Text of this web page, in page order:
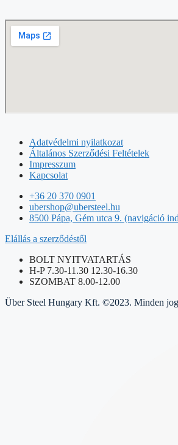
Adatvédelmi nyilatkozat
Általános Szerződési Feltételek
Impresszum
Kapcsolat
+36 20 370 0901
ubershop@ubersteel.hu
8500 Pápa, Gém utca 9. (navigáció
Elállás a szerződéstől
BOLT NYITVATARTÁS
H-P 7.30-11.30 12.30-16.30
SZOMBAT 8.00-12.00
Über Steel Hungary Kft. ©2023. Minden